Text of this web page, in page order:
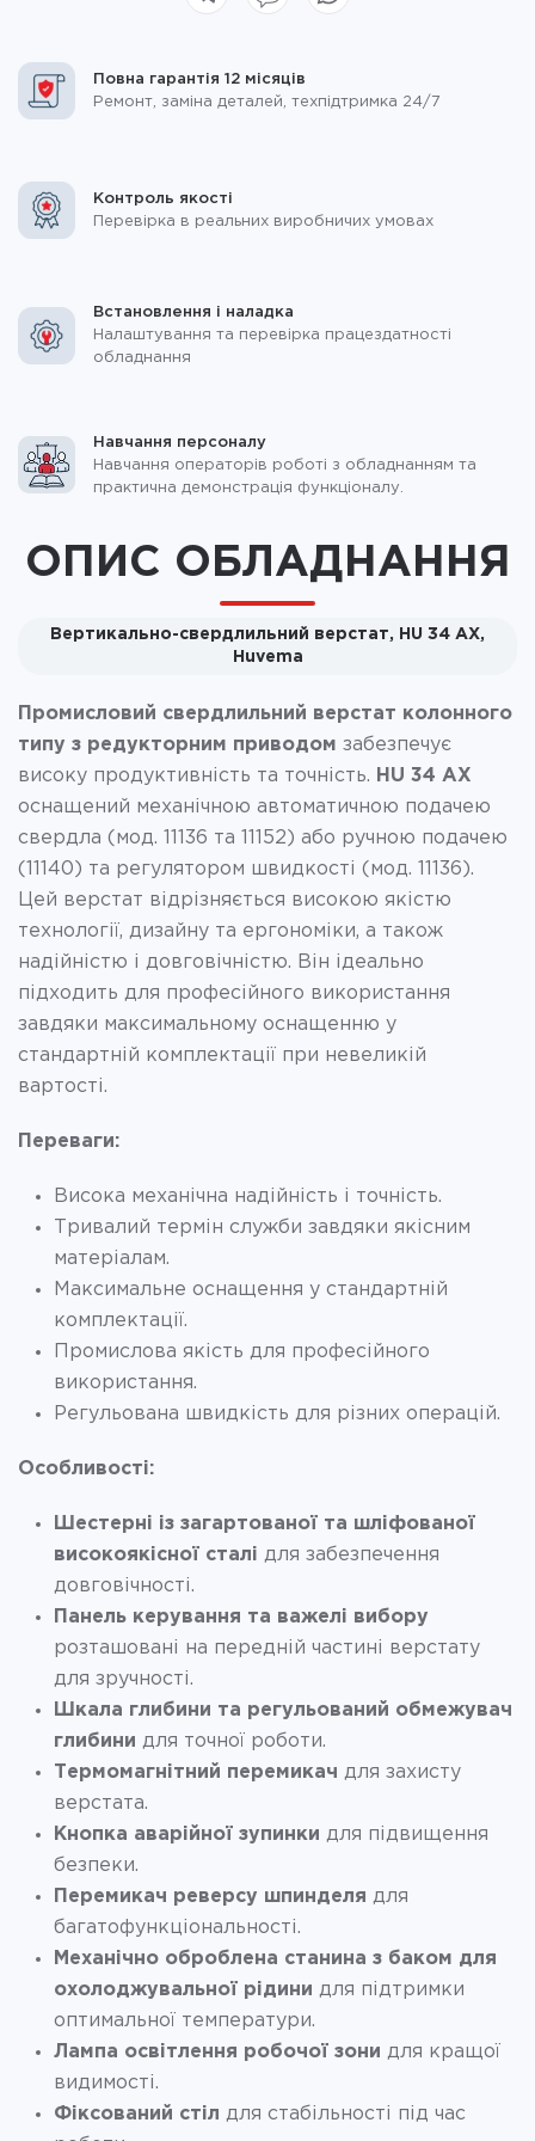
Повна гарантія 12 місяців
Ремонт, заміна деталей, техпідтримка 24/7
Контроль якості
Перевірка в реальних виробничих умовах
Встановлення і наладка
Налаштування та перевірка працездатності
обладнання
Навчання персоналу
Навчання операторів роботі з обладнанням та
практична демонстрація функціоналу.
ОПИС ОБЛАДНАННЯ
Вертикально-свердлильний верстат, HU 34 AX,
Huvema
Промисловий свердлильний верстат колонного
типу з редукторним приводом забезпечує
високу продуктивність та точність. HU 34 AX
оснащений механічною автоматичною подачею
свердла (мод. 11136 та 11152) або ручною подачею
(11140) та регулятором швидкості (мод. 11136).
Цей верстат відрізняється високою якістю
технології, дизайну та ергономіки, а також
надійністю і довговічністю. Він ідеально
підходить для професійного використання
завдяки максимальному оснащенню у
стандартній комплектації при невеликій
вартості.
Переваги:
Висока механічна надійність і точність.
Тривалий термін служби завдяки якісним
матеріалам.
Максимальне оснащення у стандартній
комплектації.
Промислова якість для професійного
використання.
Регульована швидкість для різних операцій.
Особливості:
Шестерні із загартованої та шліфованої
високоякісної сталі для забезпечення
довговічності.
Панель керування та важелі вибору
розташовані на передній частині верстату
для зручності.
Шкала глибини та регульований обмежувач
глибини для точної роботи.
Термомагнітний перемикач для захисту
верстата.
Кнопка аварійної зупинки для підвищення
безпеки.
Перемикач реверсу шпинделя для
багатофункціональності.
Механічно оброблена станина з баком для
охолоджувальної рідини для підтримки
оптимальної температури.
Лампа освітлення робочої зони для кращої
видимості.
Фіксований стіл для стабільності під час